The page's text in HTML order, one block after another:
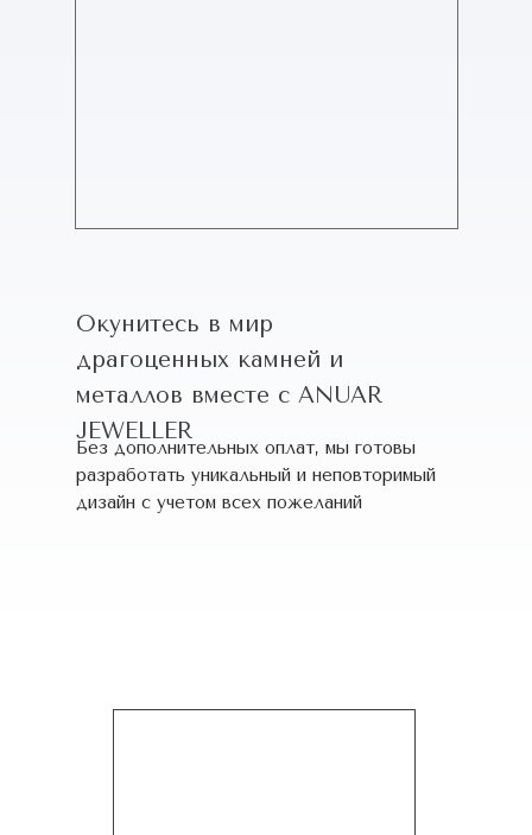
Окунитесь в мир
драгоценных камней и
металлов вместе с ANUAR
JEWELLER
Без дополнительных оплат, мы готовы
разработать уникальный и неповторимый
дизайн c учетом всех пожеланий